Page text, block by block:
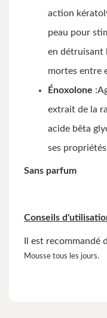
action
peau pour
en détruisant
mortes entre
Énoxolone
extrait de la
acide bêta
ses
Sans parfum
Conseils
Il est recommandé
Mousse tous les jours.